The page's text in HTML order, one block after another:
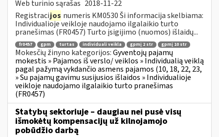
Web turinio sąrašas 2018-11-22
Registracijos numeris KM0530 Ši informacija skelbiama:
Individualioje veikloje naudojamo ilgalaikio turto
pranešimas (FR0457) Turto įsigijimo (nuomos) išlaidų...
fr0457 gpm turtas individuali veikla gpmį 2 str gpmį 10 str
Mokesčių žinyno kategorijos:Gyventojų pajamų
mokestis » Pajamos iš verslo/ veiklos » Individualią veiklą
pagal pažymą vykdančio asmens pajamos (10, 18, 22, 23,
» Su pajamų gavimu susijusios išlaidos » Individualioje
veikloje naudojamo ilgalaikio turto pranešimas
(FR0457)
Statybų sektoriuje – daugiau nei pusė visų
išmokėtų kompensacijų už kilnojamojo
pobūdžio darbą